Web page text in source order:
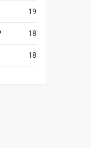
19
18
18